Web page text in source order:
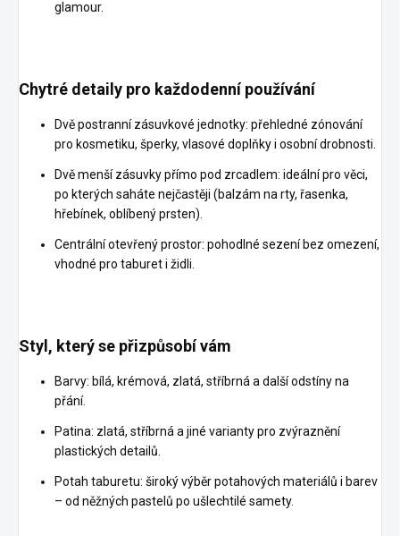
glamour.
Chytré detaily pro každodenní používání
Dvě postranní zásuvkové jednotky: přehledné zónování
pro kosmetiku, šperky, vlasové doplňky i osobní drobnosti.
Dvě menší zásuvky přímo pod zrcadlem: ideální pro věci,
po kterých saháte nejčastěji (balzám na rty, řasenka,
hřebínek, oblíbený prsten).
Centrální otevřený prostor: pohodlné sezení bez omezení,
vhodné pro taburet i židli.
Styl, který se přizpůsobí vám
Barvy: bílá, krémová, zlatá, stříbrná a další odstíny na
přání.
Patina: zlatá, stříbrná a jiné varianty pro zvýraznění
plastických detailů.
Potah taburetu: široký výběr potahových materiálů i barev
– od něžných pastelů po ušlechtilé samety.